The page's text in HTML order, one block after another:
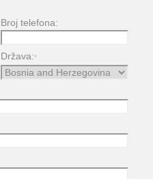
Broj telefona:
Država:*